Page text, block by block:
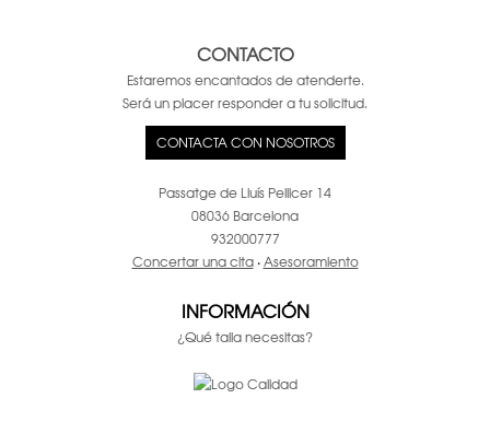
CONTACTO
Estaremos encantados de atenderte.
Será un placer responder a tu solicitud.
CONTACTA CON NOSOTROS
Passatge de Lluís Pellicer 14
08036 Barcelona
932000777
Concertar una cita·Asesoramiento
INFORMACIÓN
¿Qué talla necesitas?